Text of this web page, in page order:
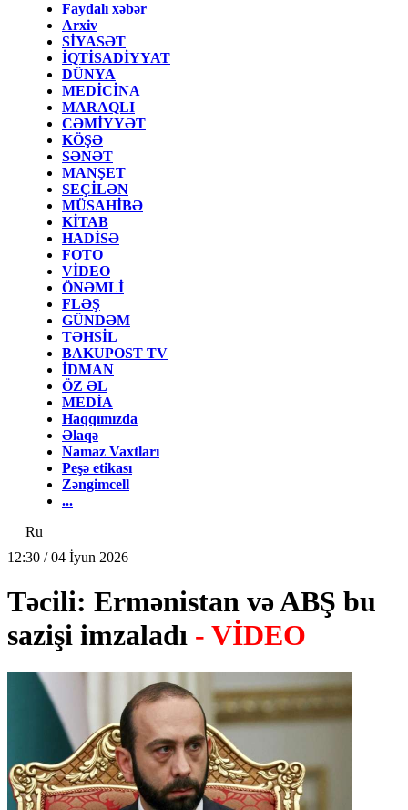
Faydalı xəbər
Arxiv
SİYASƏT
İQTİSADİYYAT
DÜNYA
MEDİCİNA
MARAQLI
CƏMİYYƏT
KÖŞƏ
SƏNƏT
MANŞET
SEÇİLƏN
MÜSAHİBƏ
KİTAB
HADİSƏ
FOTO
VİDEO
ÖNƏMLİ
FLƏŞ
GÜNDƏM
TƏHSİL
BAKUPOST TV
İDMAN
ÖZ ƏL
MEDİA
Haqqımızda
Əlaqə
Namaz Vaxtları
Peşə etikası
Zəngimcell
...
Ru
12:30 / 04 İyun 2026
Təcili: Ermənistan və ABŞ bu
sazişi imzaladı - VİDEO